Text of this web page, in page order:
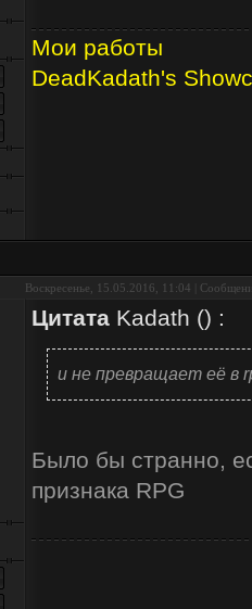
Мои работы
DeadKadath's
Воскресенье, 15.05.2016, 11:04 |
Цитата Kadath () :
и не превращает её в
Было бы странно,
признака RPG